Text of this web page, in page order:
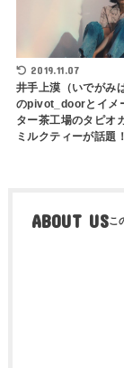
2019.11.07
井手上漠（いでがみ
のpivot_doorとイメ
ター茶工場のタピオ
ミルクティーが話題！
ABOUT US